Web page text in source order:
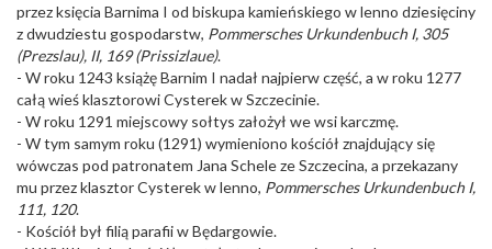
przez księcia Barnima I od biskupa kamieńskiego w lenno dziesięciny
z dwudziestu gospodarstw, Pommersches Urkundenbuch I, 305
(Prezslau), II, 169 (Prissizlaue).
- W roku 1243 książę Barnim I nadał najpierw część, a w roku 1277
całą wieś klasztorowi Cysterek w Szczecinie.
- W roku 1291 miejscowy sołtys założył we wsi karczmę.
- W tym samym roku (1291) wymieniono kościół znajdujący się
wówczas pod patronatem Jana Schele ze Szczecina, a przekazany
mu przez klasztor Cysterek w lenno, Pommersches Urkundenbuch I,
111, 120.
- Kościół był filią parafii w Będargowie.